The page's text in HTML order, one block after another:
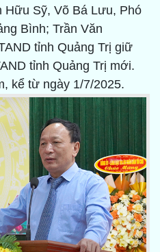
Hữu Sỹ, Võ Bá Lưu, Phó
Bình; Trần Văn
tỉnh Quảng Trị giữ
tỉnh Quảng Trị mới.
kể từ ngày 1/7/2025.